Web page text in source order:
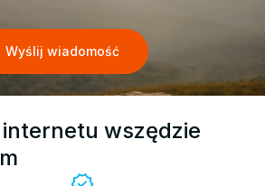
Wyślij wiadomość
wszędzie